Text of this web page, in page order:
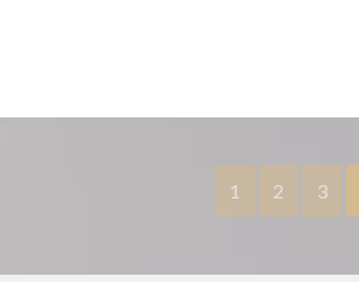
1 2 3